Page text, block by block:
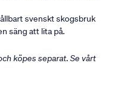
svenskt skogsbruk
säng att lita på.
köpes separat. Se vårt